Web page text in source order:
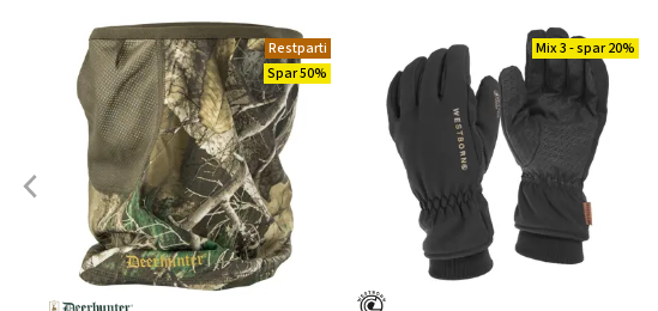
Restparti
Spar 50%
Mix 3 - spar 20%